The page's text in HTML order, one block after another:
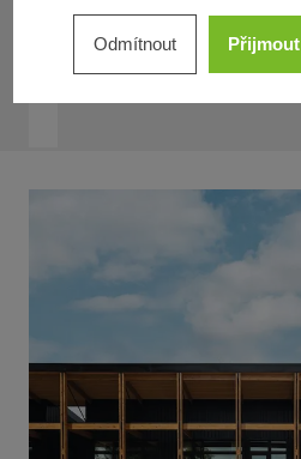
Odmítnout Přijmout